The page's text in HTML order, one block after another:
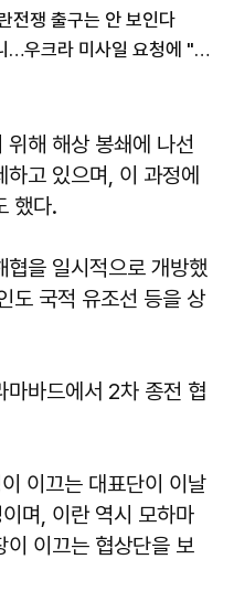
전쟁 출구는 안 보인다
트럼프, 무기 재고 충분하다더니…우크라 미사일 요청에 "우리도 필요"
해 해상 봉쇄에 나선
고 있으며, 이 과정에
했다.
을 일시적으로 개방했
도 국적 유조선 등을 상
바드에서 2차 종전 협
이끄는 대표단이 이날
며, 이란 역시 모하마
이 이끄는 협상단을 보